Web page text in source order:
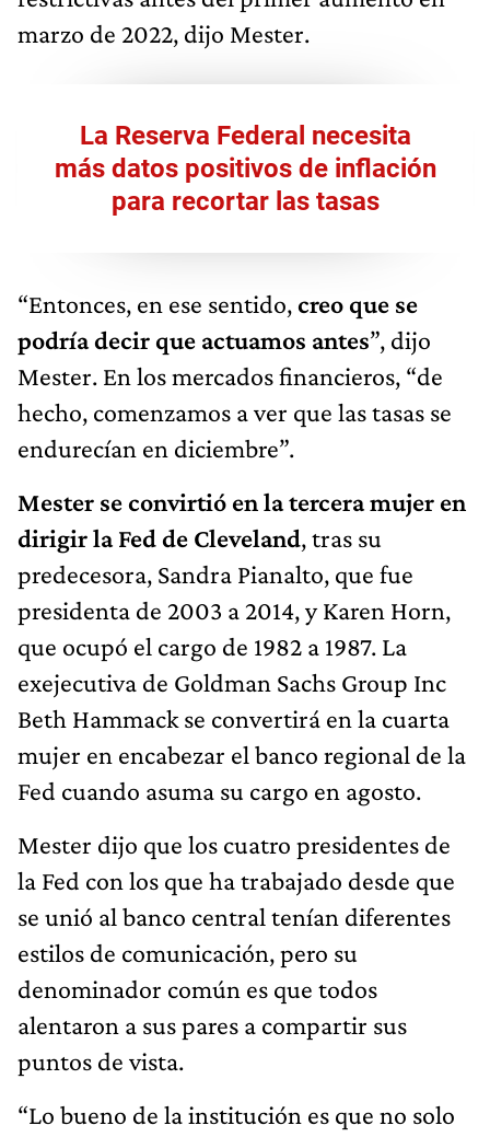
marzo de 2022, dijo Mester.
La Reserva Federal necesita
más datos positivos de inflación
para recortar las tasas
“Entonces, en ese sentido,creo que se
podría decir que actuamos antes”, dijo
Mester. En los mercados financieros, “de
hecho, comenzamos a ver que las tasas se
endurecían en diciembre”.
Mester se convirtió en la tercera mujer en
dirigir la Fed de Cleveland, tras su
predecesora, Sandra Pianalto, que fue
presidenta de 2003 a 2014, y Karen Horn,
que ocupó el cargo de 1982 a 1987. La
exejecutiva de Goldman Sachs Group Inc
Beth Hammack se convertirá en la cuarta
mujer en encabezar el banco regional de la
Fed cuando asuma su cargo en agosto.
Mester dijo que los cuatro presidentes de
la Fed con los que ha trabajado desde que
se unió al banco central tenían diferentes
estilos de comunicación, pero su
denominador común es que todos
alentaron a sus pares a compartir sus
puntos de vista.
“Lo bueno de la institución es que no solo